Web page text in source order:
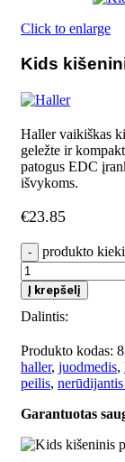
Click to enlarge
Kids
Haller vaikiškas
geležte ir
patogus EDC
išvykoms.
€23.85
produkto
Į krepšelį
Dalintis:
Produkto kodas:
haller, juodmedis,
peilis,
Garantuotas